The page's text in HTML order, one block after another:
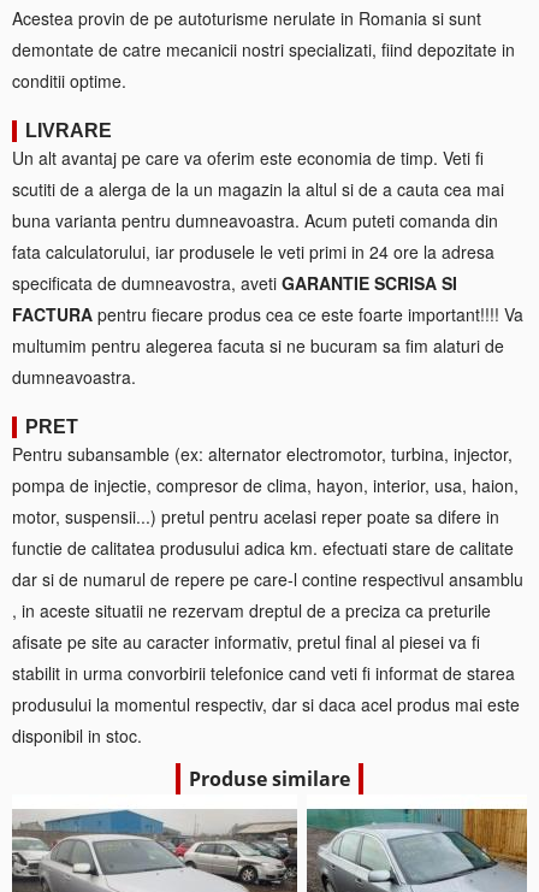
Acestea provin de pe autoturisme nerulate in Romania si sunt
demontate de catre mecanicii nostri specializati, fiind depozitate in
conditii optime.
LIVRARE
Un alt avantaj pe care va oferim este economia de timp. Veti fi
scutiti de a alerga de la un magazin la altul si de a cauta cea mai
buna varianta pentru dumneavoastra. Acum puteti comanda din
fata calculatorului, iar produsele le veti primi in 24 ore la adresa
specificata de dumneavostra, aveti GARANTIE SCRISA SI
FACTURA pentru fiecare produs cea ce este foarte important!!!! Va
multumim pentru alegerea facuta si ne bucuram sa fim alaturi de
dumneavoastra.
PRET
Pentru subansamble (ex: alternator electromotor, turbina, injector,
pompa de injectie, compresor de clima, hayon, interior, usa, haion,
motor, suspensii...) pretul pentru acelasi reper poate sa difere in
functie de calitatea produsului adica km. efectuati stare de calitate
dar si de numarul de repere pe care-l contine respectivul ansamblu
, in aceste situatii ne rezervam dreptul de a preciza ca preturile
afisate pe site au caracter informativ, pretul final al piesei va fi
stabilit in urma convorbirii telefonice cand veti fi informat de starea
produsului la momentul respectiv, dar si daca acel produs mai este
disponibil in stoc.
Produse similare